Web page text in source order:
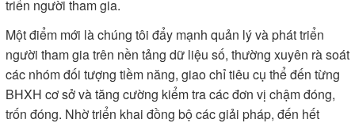
triển người tham gia.
Một điểm mới là chúng tôi đẩy mạnh quản lý và phát triển
người tham gia trên nền tảng dữ liệu số, thường xuyên rà soát
các nhóm đối tượng tiềm năng, giao chỉ tiêu cụ thể đến từng
BHXH cơ sở và tăng cường kiểm tra các đơn vị chậm đóng,
trốn đóng. Nhờ triển khai đồng bộ các giải pháp, đến hết